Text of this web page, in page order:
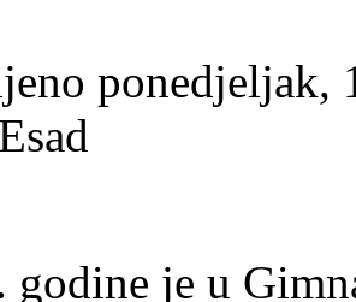
ponedjeljak,
godine je u